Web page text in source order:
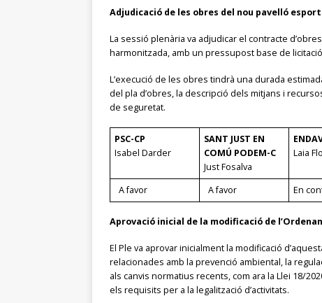
Adjudicació de les obres del nou pavelló
La sessió plenària va adjudicar el contracte
harmonitzada, amb un pressupost base de licitació
L’execució de les obres tindrà una durada
del pla d’obres, la descripció dels mitjans i
de seguretat.
PSC-CP
Isabel Darder
SANT JUST EN
COMÚ PODEM-C
Just Fosalva
Laia
A favor A favor En
Aprovació inicial de la modificació de
El Ple va aprovar inicialment la modificació
relacionades amb la prevenció ambiental, la
als canvis normatius recents, com ara la Llei 18/
els requisits per a la legalització d’activitats.